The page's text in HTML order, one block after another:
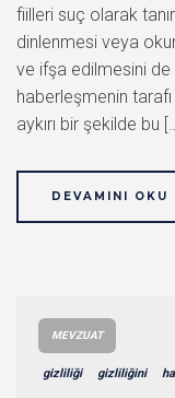
fiilleri suç olarak
dinlenmesi veya
ve ifşa edilmesini
haberleşmenin
aykırı bir şekilde bu
DEVAMINI OKU
MEVZUAT
gizliliği gizliliğini